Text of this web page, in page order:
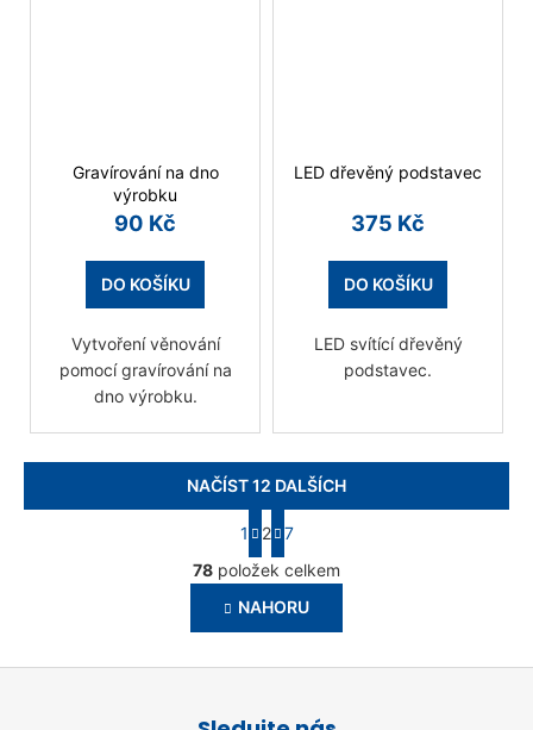
Gravírování na dno
výrobku
90 Kč
DO KOŠÍKU
Vytvoření věnování
pomocí gravírování na
dno výrobku.
LED dřevěný podstavec
375 Kč
DO KOŠÍKU
LED svítící dřevěný
podstavec.
O
v
l
á
d
c
NAČÍST 12 DALŠÍCH
S
t
r
á
n
k
v
n
1 2
7
78 položek celkem
NAHORU